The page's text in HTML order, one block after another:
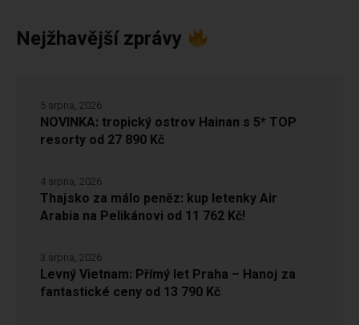
Nejžhavější zprávy
NOVINKA: tropický ostrov Hainan s 5* TOP
resorty od 27 890 Kč
5 srpna, 2026
Thajsko za málo peněz: kup letenky Air
Arabia na Pelikánovi od 11 762 Kč!
4 srpna, 2026
Levný Vietnam: Přímý let Praha – Hanoj za
fantastické ceny od 13 790 Kč
3 srpna, 2026